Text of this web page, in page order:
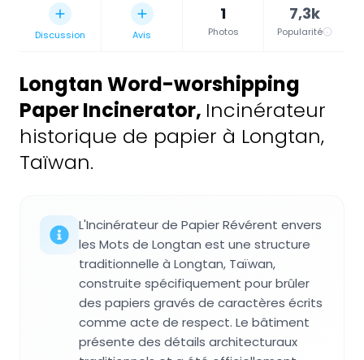
Discussion Avis
1
Photos
7,3k
Popularité
Longtan Word-worshipping
Paper Incinerator, Incinérateur
historique de papier à Longtan,
Taïwan.
L'Incinérateur de Papier Révérent envers
les Mots de Longtan est une structure
traditionnelle à Longtan, Taïwan,
construite spécifiquement pour brûler
des papiers gravés de caractères écrits
comme acte de respect. Le bâtiment
présente des détails architecturaux